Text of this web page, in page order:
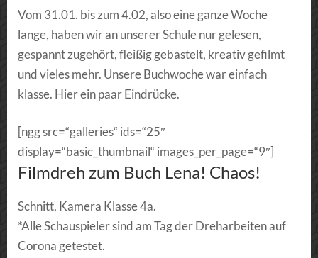
Vom 31.01. bis zum 4.02, also eine ganze Woche
lange, haben wir an unserer Schule nur gelesen,
gespannt zugehört, fleißig gebastelt, kreativ gefilmt
und vieles mehr. Unsere Buchwoche war einfach
klasse. Hier ein paar Eindrücke.
[ngg src=“galleries“ ids=“25″
display=“basic_thumbnail“ images_per_page=“9″]
Filmdreh zum Buch Lena! Chaos!
Schnitt, Kamera Klasse 4a.
*Alle Schauspieler sind am Tag der Dreharbeiten auf
Corona getestet.